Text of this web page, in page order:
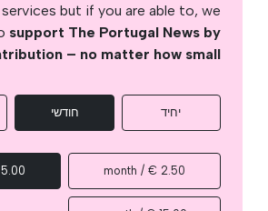
but if you are able to, we
support The Portugal News by
– no matter how small
יחיד חודשי
2.50 € / month
5.00 € / month